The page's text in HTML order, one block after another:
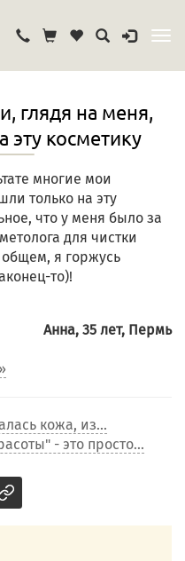
глядя на меня,
эту косметику
многие мои
только на эту
что у меня было за
для чистки
я горжусь
то)!
Анна, 35 лет, Пермь
кожа, из...
- это просто...